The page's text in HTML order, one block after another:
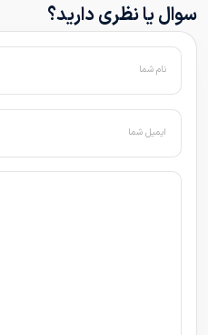
سوال یا نظری دارید؟
نام شما
ایمیل شما